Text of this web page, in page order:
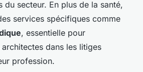
du secteur. En plus de la santé,
services spécifiques comme
, essentielle pour
dans les litiges
profession.